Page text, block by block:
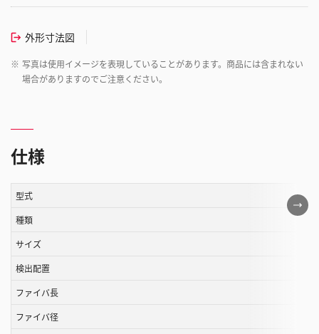
外形寸法図
※ 写真は使用イメージを表現していることがあります。商品には含まれない
場合がありますのでご注意ください。
仕様
こ
の
型式
種類
サイズ
検出配置
ファイバ長
ファイバ径